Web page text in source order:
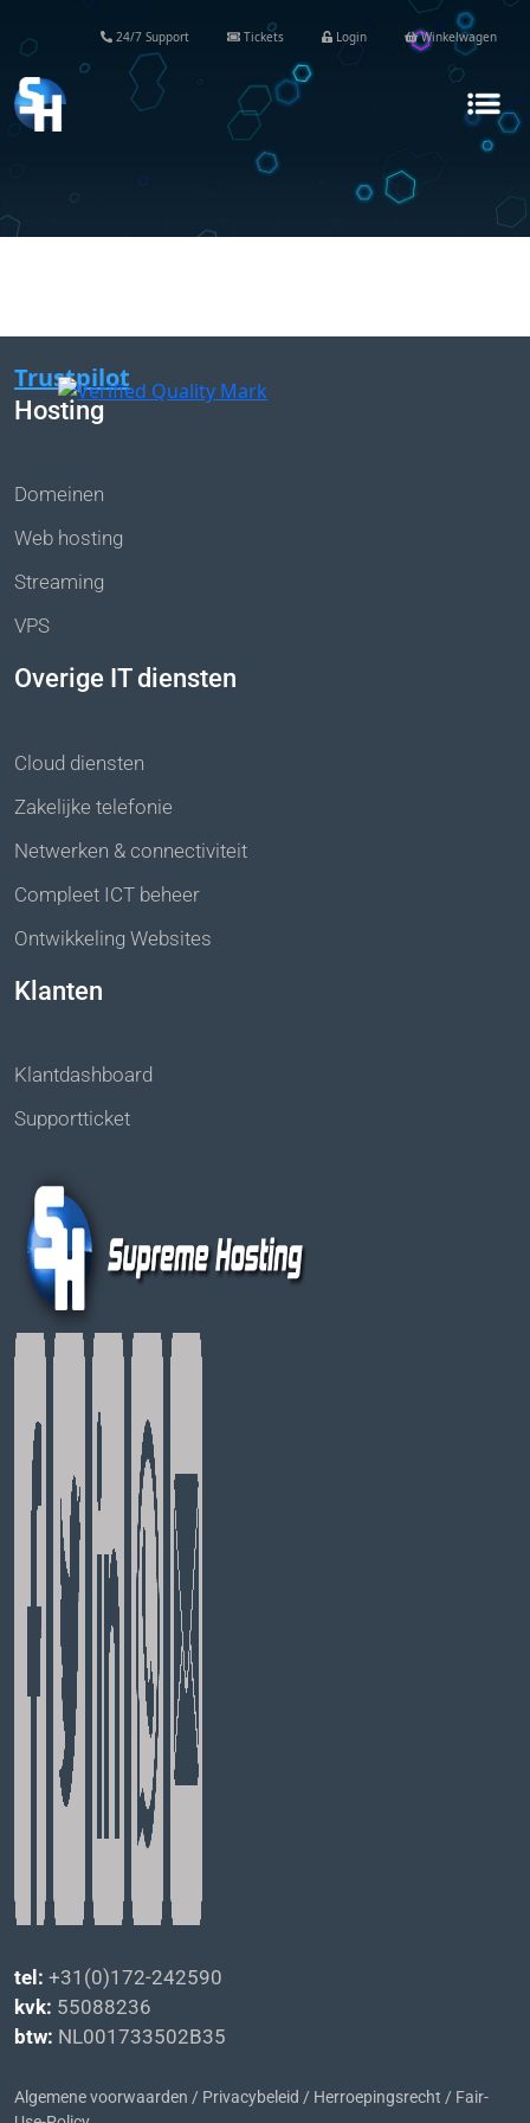
24/7 Support Tickets Login Winkelwagen
Trustpilot
Hosting
Domeinen
Web hosting
Streaming
VPS
Overige IT diensten
Cloud diensten
Zakelijke telefonie
Netwerken & connectiviteit
Compleet ICT beheer
Ontwikkeling Websites
Klanten
Klantdashboard
Supportticket
tel: +31(0)172-242590
kvk: 55088236
btw: NL001733502B35
Algemene voorwaarden / Privacybeleid / Herroepingsrecht / Fair-